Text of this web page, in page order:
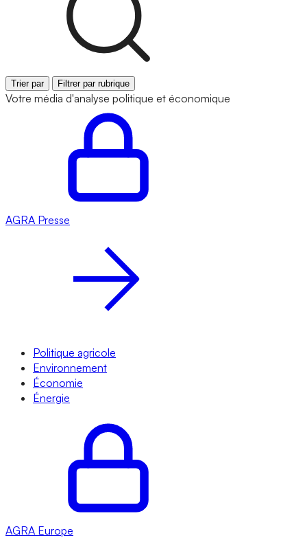
Trier par Filtrer par rubrique
Votre média d'analyse politique et économique
AGRA Presse
Politique agricole
Environnement
Économie
Énergie
AGRA Europe